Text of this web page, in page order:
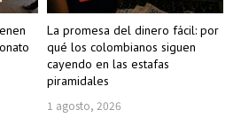
La promesa del dinero fácil: por
qué los colombianos siguen
cayendo en las estafas
piramidales
1 agosto, 2026